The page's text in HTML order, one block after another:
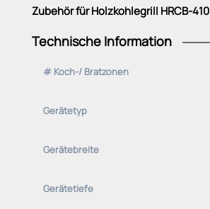
Zubehör für Holzkohlegrill HRCB-410
-Mehrstufiges Grillen mit mehreren
- ROBATA
Technische Information
# Koch-/ Bratzonen
Gerätetyp
Gerätebreite
Gerätetiefe